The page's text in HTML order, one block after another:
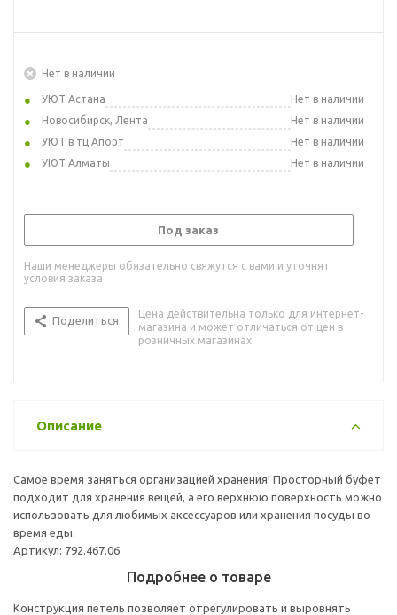
Нет в наличии
УЮТ Астана
Нет в наличии
Новосибирск, Лента
Нет в наличии
УЮТ в тц Апорт
Нет в наличии
УЮТ Алматы
Нет в наличии
Под заказ
Наши менеджеры обязательно свяжутся с вами и уточнят
условия заказа
Поделиться
Цена действительна только для интернет-
магазина и может отличаться от цен в
розничных магазинах
Описание
Самое время заняться организацией хранения! Просторный буфет
подходит для хранения вещей, а его верхнюю поверхность можно
использовать для любимых аксессуаров или хранения посуды во
время еды.
Артикул: 792.467.06
Подробнее о товаре
Конструкция петель позволяет отрегулировать и выровнять